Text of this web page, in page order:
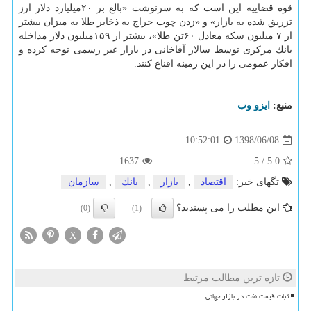
قوه قضاییه این است كه به سرنوشت «بالغ بر ۲۰میلیارد دلار ارز
تزریق شده به بازار» و «زدن چوب حراج به ذخایر طلا به میزان بیشتر
از ۷ میلیون سكه معادل ۶۰تن طلا»، بیشتر از ۱۵۹میلیون دلار مداخله
بانك مركزی توسط سالار آقاخانی در بازار غیر رسمی توجه كرده و
افكار عمومی را در این زمینه اقناع كنند.
منبع: ایزو وب
1398/06/08
10:52:01
5.0
/
5
1637
تگهای خبر:
اقتصاد , بازار , بانك , سازمان
این مطلب را می پسندید؟ (1)
(0)
X
تازه ترین مطالب مرتبط
ثبات قیمت نفت در بازار جهانی